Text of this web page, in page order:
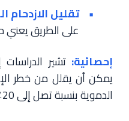
تقليل الازدحام
على الطريق يعني
إحصائية: تشير
يمكن أن يقلل من خطر
الدموية بنسبة تصل إلى 20٪.